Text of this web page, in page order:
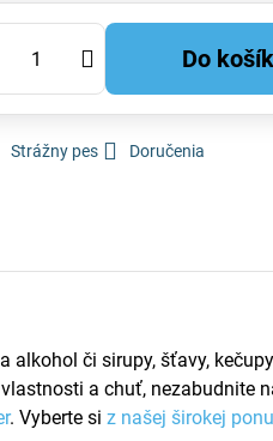
Do
Strážny pes Doručenia
alkohol či sirupy, šťavy,
a chuť, nezabudnite
. Vyberte siz našej širokej